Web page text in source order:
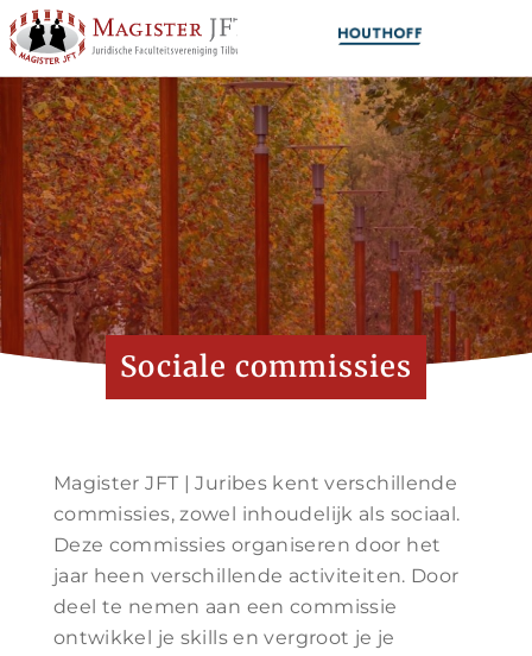
Sociale commissies
Magister JFT | Juribes kent verschillende
commissies, zowel inhoudelijk als sociaal.
Deze commissies organiseren door het
jaar heen verschillende activiteiten. Door
deel te nemen aan een commissie
ontwikkel je skills en vergroot je je